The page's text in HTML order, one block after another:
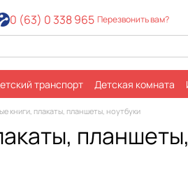
0 (63) 0 338 965 Перезвонить вам?
транспорт Детская комната
Обмен и возврат
Отзывы о магазине
книги, плакаты, планшеты, ноутбуки